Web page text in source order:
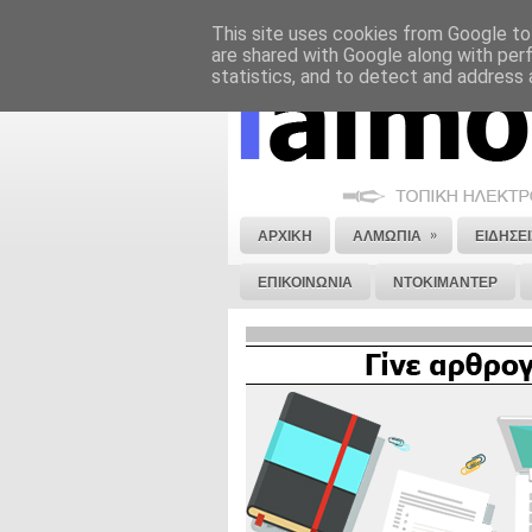
ΝΟΜΙΚΗ ΣΗΜΕΙΩΣΗ ΔΙΑΦΗΜΙΣΗ
ΑΡΧΙΚΗ ΑΛΜΩΠΙΑ »
ΕΠΙΚΟΙΝΩΝΙΑ ΝΤΟΚΙΜΑΝΤΕΡ
This site uses cookies from Google
are shared with Google along with
statistics, and to detect and address